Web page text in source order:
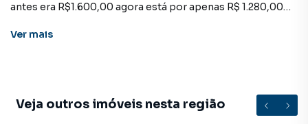
antes era R$1.600,00 agora está por apenas R$ 1.280,00
grandes comércios locais, pontos de transporte público e
outras conveniências essenciais, garantindo ótima
Ver mais
Veja outros imóveis nesta região